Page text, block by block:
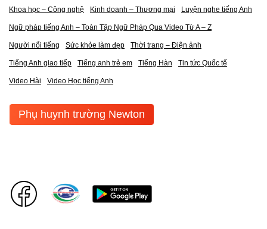
Khoa học – Công nghệ Kinh doanh – Thương mại Luyện nghe tiếng Anh
Ngữ pháp tiếng Anh – Toàn Tập Ngữ Pháp Qua Video Từ A – Z
Người nổi tiếng Sức khỏe làm đẹp Thời trang – Điện ảnh
Tiếng Anh giao tiếp Tiếng anh trẻ em Tiếng Hàn Tin tức Quốc tế
Video Hài Video Học tiếng Anh
Phụ huynh trường Newton